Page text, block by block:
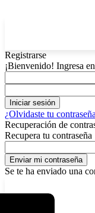
Registrarse
¡Bienvenido! Ingresa
¿Olvidaste tu
Recuperación de
Recupera tu contraseña
Se te ha enviado una